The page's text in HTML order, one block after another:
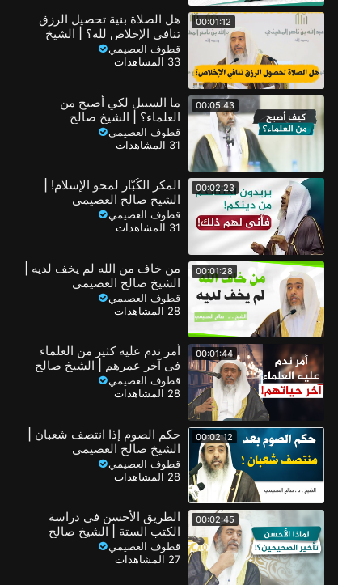
00:01:12
هل الصلاة بنية تحصيل الرزق
تنافي الإخلاص لله؟ | الشيخ
صالح العصيمي
قطوف العصيمي
33 المشاهدات
00:05:43
ما السبيل لكي أصبح من
العلماء؟ | الشيخ صالح
العصيمي
قطوف العصيمي
31 المشاهدات
00:02:23
المكر الكُبّار لمحو الإسلام! |
الشيخ صالح العصيمي
قطوف العصيمي
31 المشاهدات
00:01:28
من خاف من الله لم يخف لديه |
الشيخ صالح العصيمي
قطوف العصيمي
28 المشاهدات
00:01:44
أمر ندم عليه كثير من العلماء
في آخر عمرهم | الشيخ صالح
العصيمي
قطوف العصيمي
28 المشاهدات
00:02:12
حكم الصوم إذا انتصف شعبان |
الشيخ صالح العصيمي
قطوف العصيمي
28 المشاهدات
00:02:45
الطريق الأحسن في دراسة
الكتب الستة | الشيخ صالح
العصيمي
قطوف العصيمي
27 المشاهدات